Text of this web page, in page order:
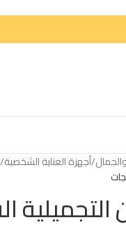
/أجهزة العناية الشخصية/
التجميلية